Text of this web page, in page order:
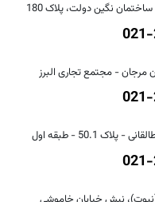
نگین دولت، پلاک 180
مرجان - مجتمع تجاری البرز
50.1 - طبقه اول